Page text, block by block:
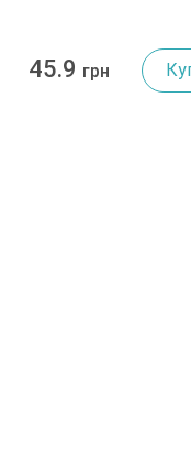
45.9 грн